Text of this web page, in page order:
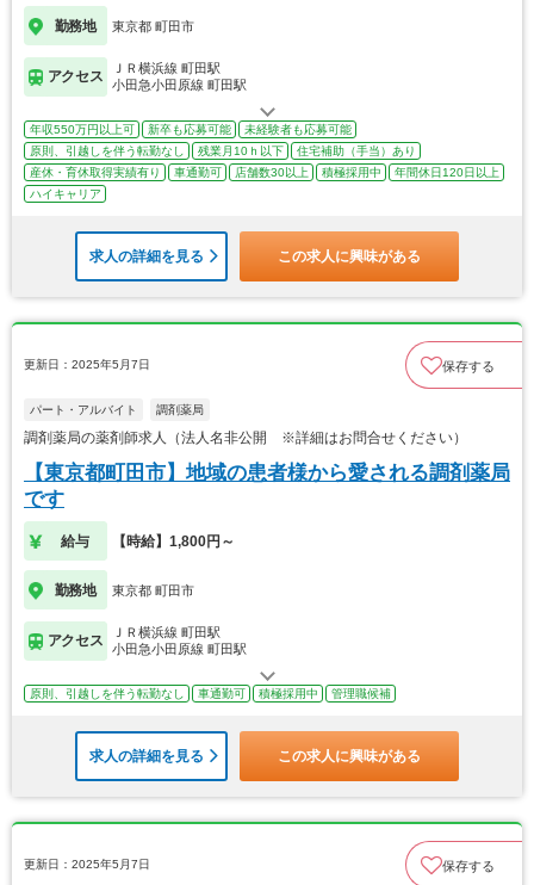
勤務地 東京都 町田市
アクセス
ＪＲ横浜線 町田駅
小田急小田原線 町田駅
年収550万円以上可 新卒も応募可能
未経験者も応募可能
原則、引越しを伴う転勤なし
残業月10ｈ以下
住宅補助（手当）あり
産休・育休取得実績有り
車通勤可 店舗数30以上 積極採用中
年間休日120日以上
ハイキャリア
求人の詳細を見る この求人に興味がある
更新日：2025年5月7日 保存する
パート・アルバイト 調剤薬局
調剤薬局の薬剤師求人（法人名非公開 ※詳細はお問合せください）
【東京都町田市】地域の患者様から愛される調剤薬局
です
給与 【時給】1,800円～
勤務地 東京都 町田市
アクセス
ＪＲ横浜線 町田駅
小田急小田原線 町田駅
原則、引越しを伴う転勤なし 車通勤可 積極採用中 管理職候補
求人の詳細を見る この求人に興味がある
更新日：2025年5月7日 保存する